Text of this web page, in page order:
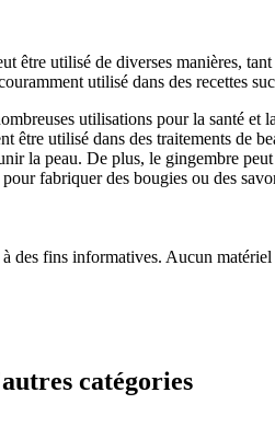
être utilisé de diverses manières,
utilisé dans des recettes
utilisations pour la santé
être utilisé dans des traitements de
la peau. De plus, le gingembre
fabriquer des bougies ou des
des fins informatives. Aucun
catégories